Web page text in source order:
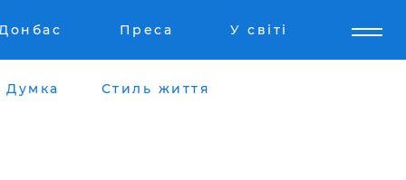
Преса У світі
Думка Стиль життя